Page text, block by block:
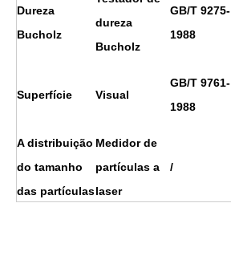
Dureza
Bucholz
dureza
Bucholz
GB/T 9275-
1988
Superfície Visual
GB/T 9761-
1988
A distribuição
do tamanho
das partículas
Medidor de
partículas a
laser
/